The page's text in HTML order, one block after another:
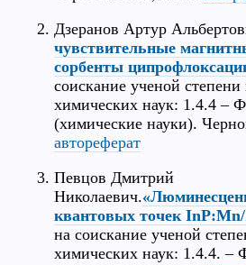
Дзеранов Артур
чувствительные
сорбенты
соискание ученой степени
химических наук: 1.4.4 –
(химические науки).
автореферат
Певцов Дмитрий
Николаевич.
квантовых точек
на соискание ученой
химических наук: 1.4.4. –